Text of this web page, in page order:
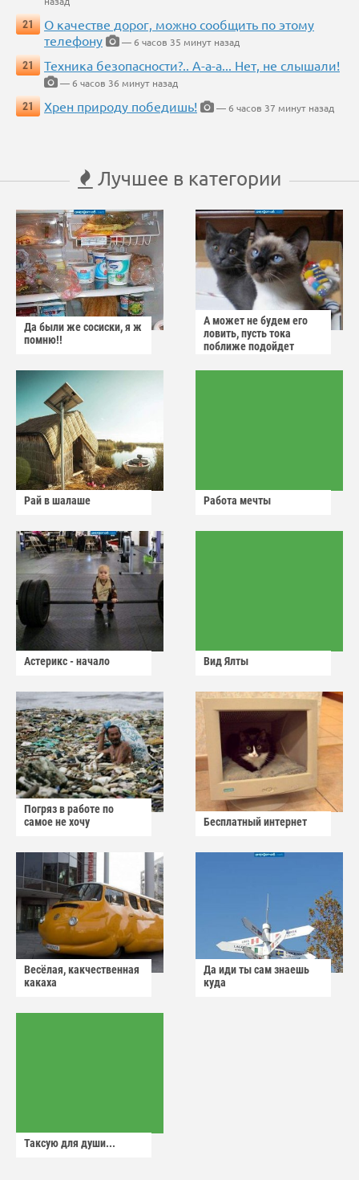
21
О качестве дорог, можно сообщить по этому
телефону
— 6 часов 35 минут назад
21
Техника безопасности?.. А-а-а... Нет, не слышали!
— 6 часов 36 минут назад
21
Хрен природу победишь! — 6 часов 37 минут назад
Лучшее в категории
Да были же сосиски, я ж
помню!!
А может не будем его
ловить, пусть тока
поближе подойдет
Рай в шалаше Работа мечты
Астерикс - начало Вид Ялты
Погряз в работе по
самое не хочу
Бесплатный интернет
Весёлая, какчественная
какаха
Да иди ты сам знаешь
куда
Таксую для души...